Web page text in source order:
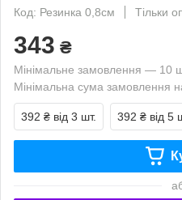
Код: Резинка 0,8см
Тільки
343 ₴
Мінімальне замовлення — 10
Мінімальна сума замовлення
392 ₴ від 3 шт. 392 ₴ від 5